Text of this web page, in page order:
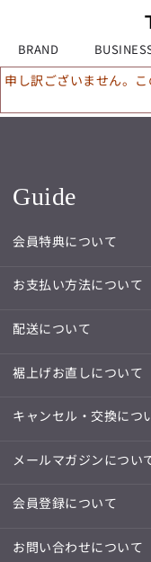
BRAND
申し訳ございません。
Guide
会員特典について
お支払い方法について
配送について
裾上げお直しについて
キャンセル・交換につ
メールマガジンについ
会員登録について
お問い合わせについて